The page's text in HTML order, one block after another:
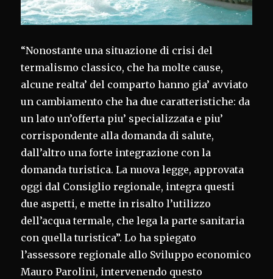
“Nonostante una situazione di crisi del
termalismo classico, che ha molte cause,
alcune realta’ del comparto hanno gia’ avviato
un cambiamento che ha due caratteristiche: da
un lato un’offerta piu’ specializzata e piu’
corrispondente alla domanda di salute,
dall’altro una forte integrazione con la
domanda turistica. La nuova legge, approvata
oggi dal Consiglio regionale, integra questi
due aspetti, e mette in risalto l’utilizzo
dell’acqua termale, che lega la parte sanitaria
con quella turistica”. Lo ha spiegato
l’assessore regionale allo Sviluppo economico
Mauro Parolini, intervenendo questo